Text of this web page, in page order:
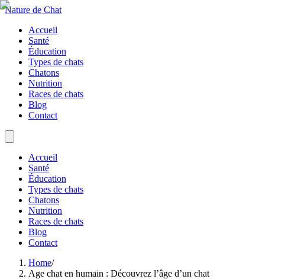
Nature de Chat
Accueil
Santé
Éducation
Types de chats
Chatons
Nutrition
Races de chats
Blog
Contact
Accueil
Santé
Éducation
Types de chats
Chatons
Nutrition
Races de chats
Blog
Contact
Home/
Age chat en humain : Découvrez l’âge d’un chat